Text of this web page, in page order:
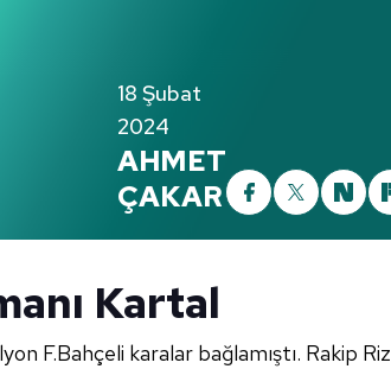
18 Şubat
2024
AHMET
ÇAKAR
Kartal
F.Bahçeli karalar bağlamıştı. Rakip